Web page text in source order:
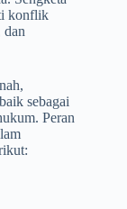
konflik
dan
sebagai
Peran